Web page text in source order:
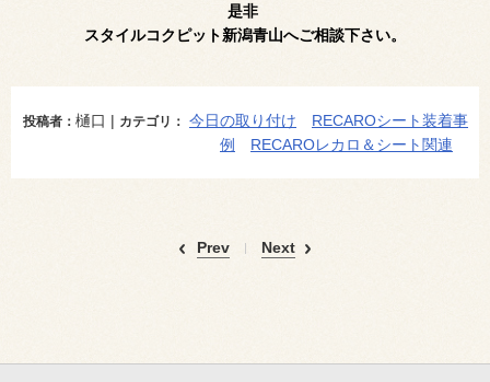
是非
スタイルコクピット新潟青山へご相談下さい。
投稿者： 樋口 | カテゴリ： 今日の取り付け
RECAROシート装着事
例
RECAROレカロ＆シート関連
Prev Next